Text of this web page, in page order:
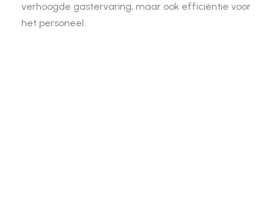
verhoogde gastervaring, maar ook efficiëntie voor
het personeel.